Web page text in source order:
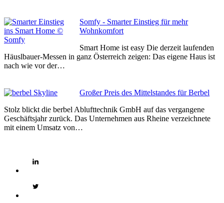
Somfy - Smarter Einstieg für mehr
Wohnkomfort
Smart Home ist easy Die derzeit laufenden
Häuslbauer-Messen in ganz Österreich zeigen: Das eigene Haus ist
nach wie vor der…
Großer Preis des Mittelstandes für Berbel
Stolz blickt die berbel Ablufttechnik GmbH auf das vergangene
Geschäftsjahr zurück. Das Unternehmen aus Rheine verzeichnete
mit einem Umsatz von…